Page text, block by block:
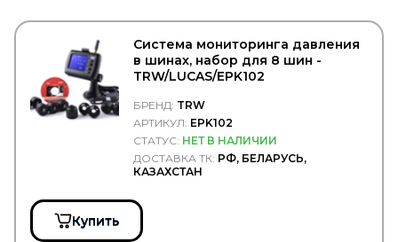
TESLA TEHNICS
Tetu
TEXTAR
TIGAR
TIMKEN
TIPTOPOL
TORK
TOTAL
Система мониторинга давления
в шинах, набор для 8 шин -
TRW/LUCAS/EPK102
БРЕНД: TRW
АРТИКУЛ: EPK102
СТАТУС: НЕТ В НАЛИЧИИ
ДОСТАВКА ТК: РФ, БЕЛАРУСЬ,
КАЗАХСТАН
Купить